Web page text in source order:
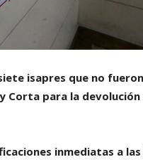
isapres que no
Corta para la devolución
inmediatas a